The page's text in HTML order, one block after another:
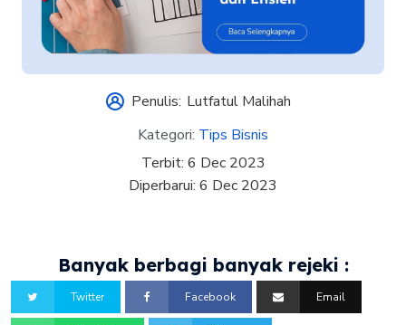
Penulis: Lutfatul Malihah
Kategori: Tips Bisnis
Terbit: 6 Dec 2023
Diperbarui: 6 Dec 2023
Banyak berbagi banyak rejeki :
Twitter Facebook Email